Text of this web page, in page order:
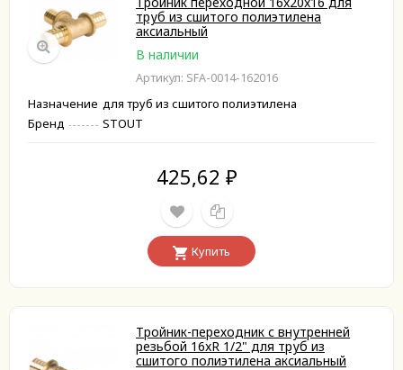
труб из сшитого полиэтилена
аксиальный
В наличии
Артикул: SFA-0014-162016
Назначение для труб из сшитого полиэтилена
Бренд
STOUT
425,62 ₽
Купить
Тройник-переходник с внутренней
резьбой 16xR 1/2" для труб из
сшитого полиэтилена аксиальный